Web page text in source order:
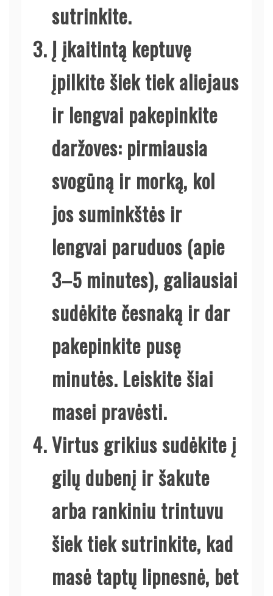
sutrinkite.
Į įkaitintą keptuvę
įpilkite šiek tiek aliejaus
ir lengvai pakepinkite
daržoves: pirmiausia
svogūną ir morką, kol
jos suminkštės ir
lengvai paruduos (apie
3–5 minutes), galiausiai
sudėkite česnaką ir dar
pakepinkite pusę
minutės. Leiskite šiai
masei pravėsti.
Virtus grikius sudėkite į
gilų dubenį ir šakute
arba rankiniu trintuvu
šiek tiek sutrinkite, kad
masė taptų lipnesnė, bet